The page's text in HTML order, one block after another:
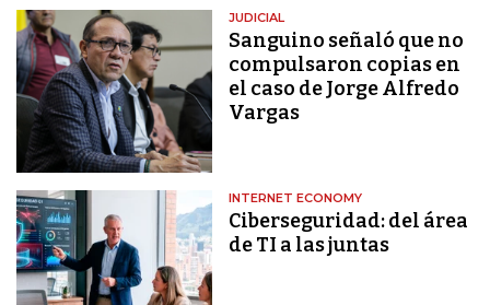
JUDICIAL
Sanguino señaló que no
compulsaron copias en
el caso de Jorge Alfredo
Vargas
INTERNET ECONOMY
Ciberseguridad: del área
de TI a las juntas